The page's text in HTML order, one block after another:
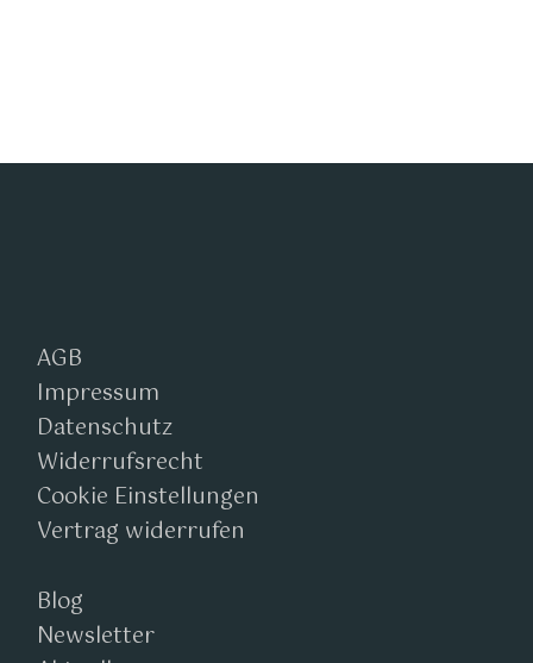
AGB
Impressum
Datenschutz
Widerrufsrecht
Cookie Einstellungen
Vertrag widerrufen
Blog
Newsletter